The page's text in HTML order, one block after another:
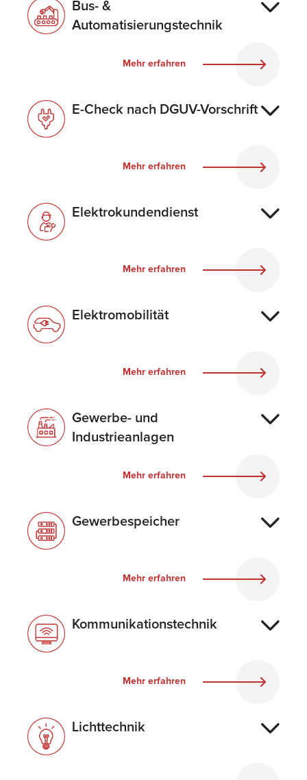
Bus- &
Automatisierungstechnik
Mehr erfahren
E-Check nach DGUV-Vorschrift
Mehr erfahren
Elektrokundendienst
Mehr erfahren
Elektromobilität
Mehr erfahren
Gewerbe- und
Industrieanlagen
Mehr erfahren
Gewerbespeicher
Mehr erfahren
Kommunikationstechnik
Mehr erfahren
Lichttechnik